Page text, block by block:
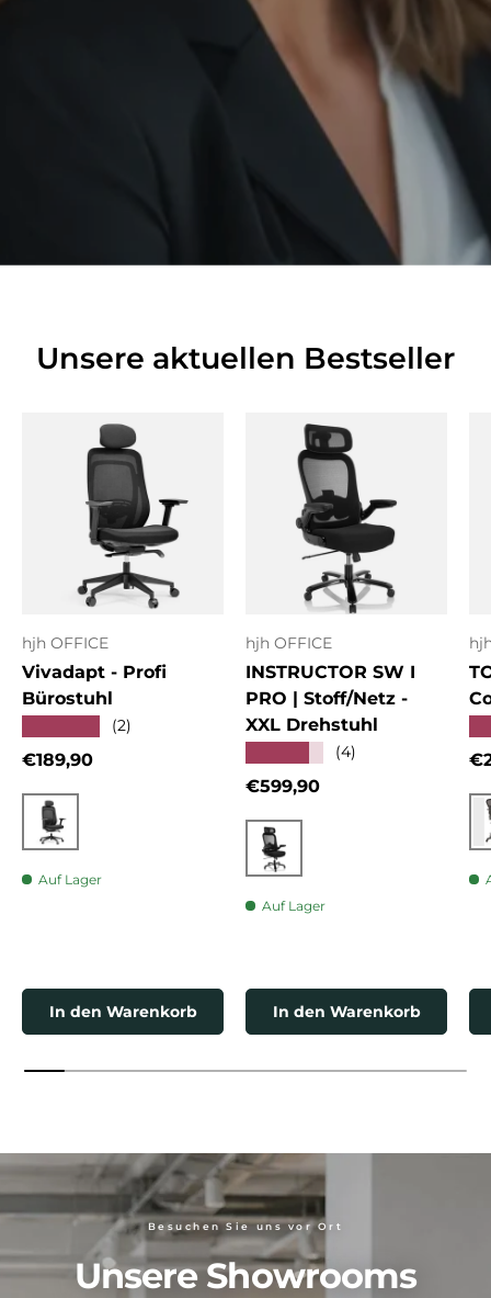
Unsere aktuellen Bestseller
hjh OFFICE
Vivadapt - Profi
Bürostuhl
(2)
Normaler Preis
€189,90
Schwarz
Auf Lager
In den Warenkorb
hjh OFFICE
INSTRUCTOR SW I
PRO | Stoff/Netz -
XXL Drehstuhl
(4)
Normaler Preis
€599,90
Schwarz
Auf Lager
In den Warenkorb
Besuchen Sie uns vor Ort
Unsere Showrooms